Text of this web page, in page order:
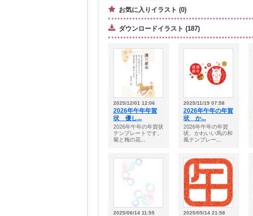
お気に入りイラスト (0)
ダウンロードイラスト (187)
2025/12/01 12:06
2026年午年年賀
状 優し...
2026年午年の年賀状
テンプレートです。
菊と梅の花...
2025/11/19 07:58
2026年午年の年賀
状 か...
2026年午年の年賀
状、かわいい馬の和
風テンプレー...
2025/06/14 11:55 2025/05/14 21:58